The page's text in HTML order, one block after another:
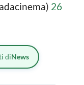
26
diNews